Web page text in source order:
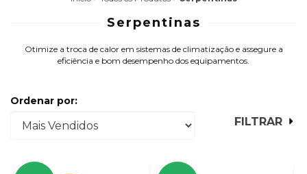
Serpentinas
Otimize a troca de calor em sistemas de climatização e assegure a
eficiência e bom desempenho dos equipamentos.
Ordenar por:
FILTRAR